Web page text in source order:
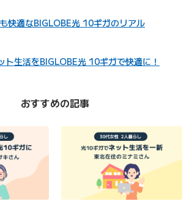
快適なBIGLOBE光 10ギガのリアル
ト生活をBIGLOBE光 10ギガで快適に！
おすすめの記事